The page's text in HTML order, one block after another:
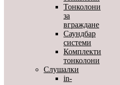
Тонколони
за
вграждане
Саундбар
системи
Комплекти
тонколони
Слушалки
in-